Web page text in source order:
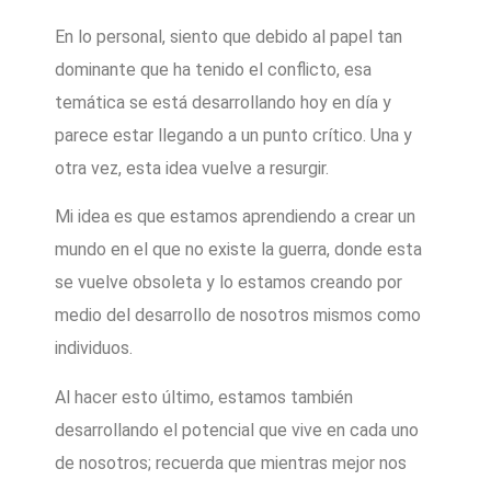
En lo personal, siento que debido al papel tan
dominante que ha tenido el conflicto, esa
temática se está desarrollando hoy en día y
parece estar llegando a un punto crítico. Una y
otra vez, esta idea vuelve a resurgir.
Mi idea es que estamos aprendiendo a crear un
mundo en el que no existe la guerra, donde esta
se vuelve obsoleta y lo estamos creando por
medio del desarrollo de nosotros mismos como
individuos.
Al hacer esto último, estamos también
desarrollando el potencial que vive en cada uno
de nosotros; recuerda que mientras mejor nos